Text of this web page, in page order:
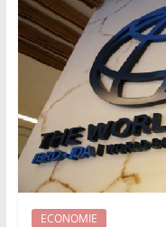
ECONOMIE